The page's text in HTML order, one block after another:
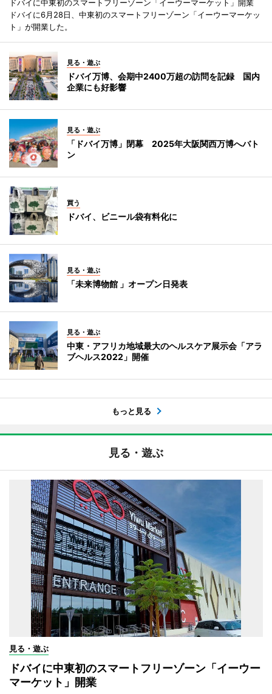
ドバイに中東初のスマートフリーゾーン「イーウーマーケット」開業
ドバイに6月28日、中東初のスマートフリーゾーン「イーウーマーケッ
ト」が開業した。
見る・遊ぶ
ドバイ万博、会期中2400万超の訪問を記録 国内
企業にも好影響
見る・遊ぶ
「ドバイ万博」閉幕 2025年大阪関西万博へバト
ン
買う
ドバイ、ビニール袋有料化に
見る・遊ぶ
「未来博物館 」オープン日発表
見る・遊ぶ
中東・アフリカ地域最大のヘルスケア展示会「アラ
ブヘルス2022」開催
もっと見る
見る・遊ぶ
見る・遊ぶ
ドバイに中東初のスマートフリーゾーン「イーウー
マーケット」開業